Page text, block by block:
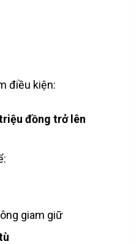
điều kiện:
đồng trở lên
giam giữ